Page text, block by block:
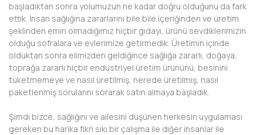
başladıktan sonra yolumuzun ne kadar doğru olduğunu da fark
ettik. İnsan sağlığına zararlarını bile bile içeriğinden ve üretim
şeklinden emin olmadığımız hiçbir gıdayı, ürünü sevdiklerimizin
olduğu sofralara ve evlerimize getirmedik. Üretimin içinde
olduktan sonra elimizden geldiğince sağlığa zararlı, doğaya,
toprağa zararlı hiçbir endüstriyel üretim ürününü, besinini
tüketmemeye ve nasıl üretilmiş, nerede üretilmiş, nasıl
paketlenmiş sorularını sorarak satın almaya başladık.
Şimdi bizce, sağlığını ve ailesini düşünen herkesin uygulaması
gereken bu harika fikri sıkı bir çalışma ile diğer insanlar ile